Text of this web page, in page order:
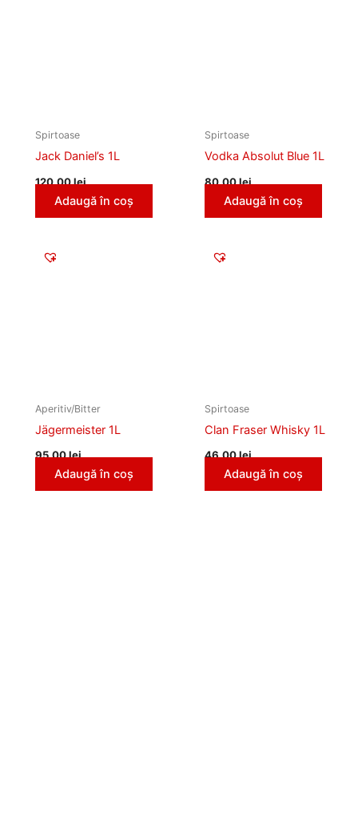
Spirtoase
Jack Daniel’s 1L
120,00lei
Adaugă în coș
Spirtoase
Vodka Absolut Blue 1L
80,00lei
Adaugă în coș
Aperitiv/Bitter
Jägermeister 1L
95,00lei
Adaugă în coș
Spirtoase
Clan Fraser Whisky 1L
46,00lei
Adaugă în coș